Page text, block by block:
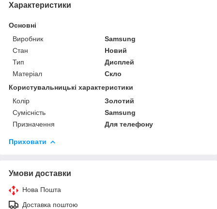
Характеристики
Основні
Виробник
Samsung
Стан
Новий
Тип
Дисплей
Матеріал
Скло
Користувальницькі характеристики
Колір
Золотий
Сумісність
Samsung
Призначення
Для телефону
Приховати
Умови доставки
Нова Пошта
Доставка поштою